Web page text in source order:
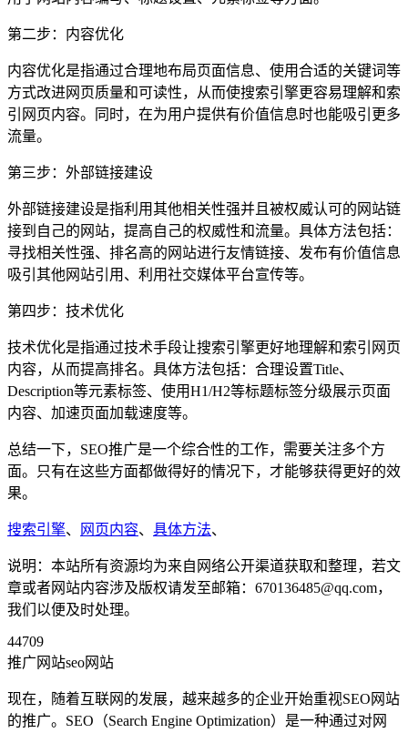
第二步：内容优化
内容优化是指通过合理地布局页面信息、使用合适的关键词等
方式改进网页质量和可读性，从而使搜索引擎更容易理解和索
引网页内容。同时，在为用户提供有价值信息时也能吸引更多
流量。
第三步：外部链接建设
外部链接建设是指利用其他相关性强并且被权威认可的网站链
接到自己的网站，提高自己的权威性和流量。具体方法包括：
寻找相关性强、排名高的网站进行友情链接、发布有价值信息
吸引其他网站引用、利用社交媒体平台宣传等。
第四步：技术优化
技术优化是指通过技术手段让搜索引擎更好地理解和索引网页
内容，从而提高排名。具体方法包括：合理设置Title、
Description等元素标签、使用H1/H2等标题标签分级展示页面
内容、加速页面加载速度等。
总结一下，SEO推广是一个综合性的工作，需要关注多个方
面。只有在这些方面都做得好的情况下，才能够获得更好的效
果。
搜索引擎、 网页内容、 具体方法、
说明：本站所有资源均为来自网络公开渠道获取和整理，若文
章或者网站内容涉及版权请发至邮箱：670136485@qq.com，
我们以便及时处理。
44709
推广网站seo网站
现在，随着互联网的发展，越来越多的企业开始重视SEO网站
的推广。SEO（Search Engine Optimization）是一种通过对网